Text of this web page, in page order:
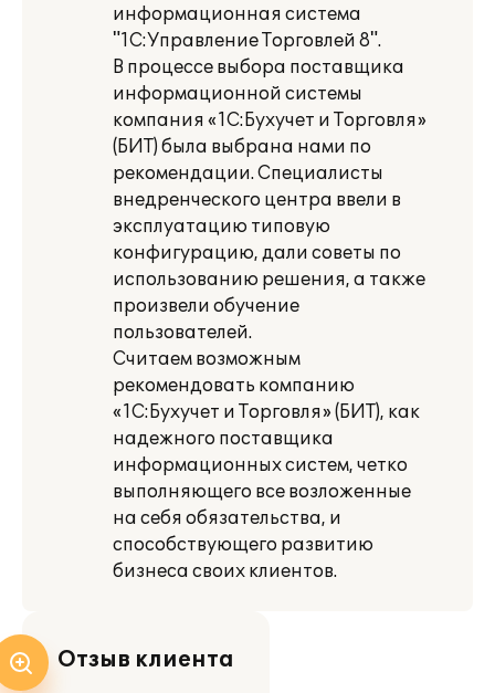
информационная система
"1С:Управление Торговлей 8".
В процессе выбора поставщика
информационной системы
компания «1С:Бухучет и Торговля»
(БИТ) была выбрана нами по
рекомендации. Специалисты
внедренческого центра ввели в
эксплуатацию типовую
конфигурацию, дали советы по
использованию решения, а также
произвели обучение
пользователей.
Считаем возможным
рекомендовать компанию
«1С:Бухучет и Торговля» (БИТ), как
надежного поставщика
информационных систем, четко
выполняющего все возложенные
на себя обязательства, и
способствующего развитию
бизнеса своих клиентов.
Отзыв клиента